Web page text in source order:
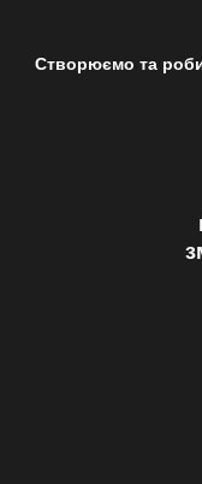
Створюємо та